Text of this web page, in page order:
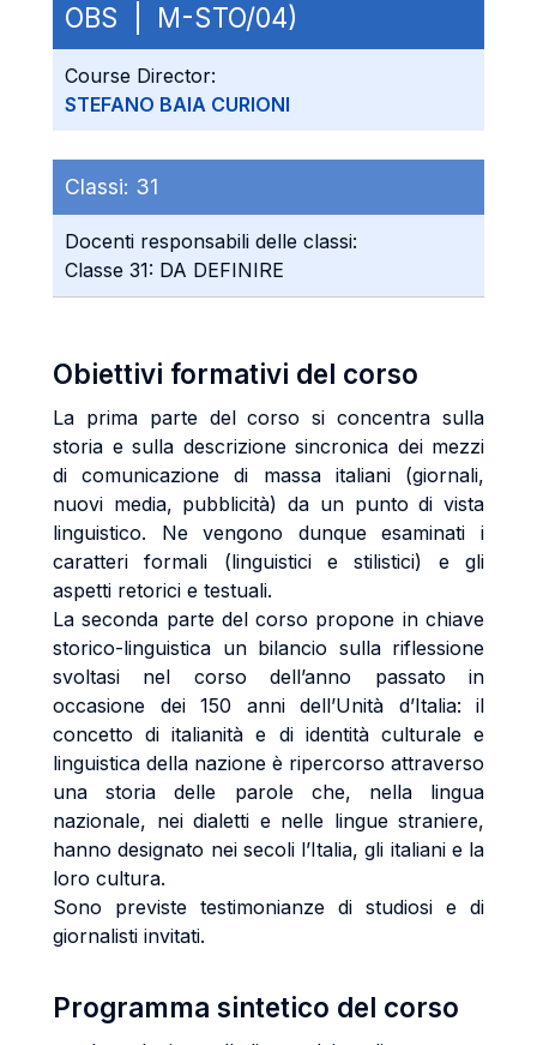
OBS | M-STO/04)
Course Director:
STEFANO BAIA CURIONI
Classi: 31
Docenti responsabili delle classi:
Classe 31: DA DEFINIRE
Obiettivi formativi del corso
La prima parte del corso si concentra sulla
storia e sulla descrizione sincronica dei mezzi
di comunicazione di massa italiani (giornali,
nuovi media, pubblicità) da un punto di vista
linguistico. Ne vengono dunque esaminati i
caratteri formali (linguistici e stilistici) e gli
aspetti retorici e testuali.
La seconda parte del corso propone in chiave
storico-linguistica un bilancio sulla riflessione
svoltasi nel corso dell’anno passato in
occasione dei 150 anni dell’Unità d’Italia: il
concetto di italianità e di identità culturale e
linguistica della nazione è ripercorso attraverso
una storia delle parole che, nella lingua
nazionale, nei dialetti e nelle lingue straniere,
hanno designato nei secoli l’Italia, gli italiani e la
loro cultura.
Sono previste testimonianze di studiosi e di
giornalisti invitati.
Programma sintetico del corso